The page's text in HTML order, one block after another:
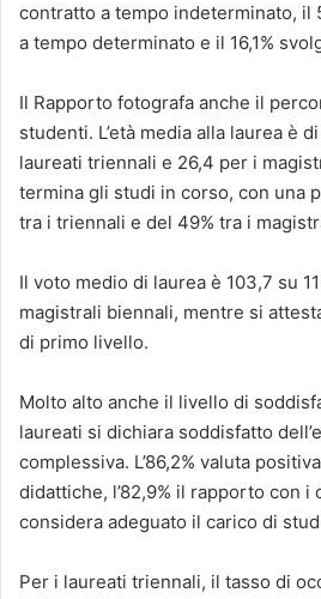
contratto a tempo indeterminato, il
a tempo determinato e il 16,1%
Il Rapporto fotografa anche il
studenti. L’età media alla laurea è
laureati triennali e 26,4 per i
termina gli studi in corso, con una
tra i triennali e del 49% tra i
Il voto medio di laurea è 103,7 su
magistrali biennali, mentre si
di primo livello.
Molto alto anche il livello di
laureati si dichiara soddisfatto
complessiva. L’86,2% valuta
didattiche, l’82,9% il rapporto con i
considera adeguato il carico di
Per i laureati triennali, il tasso di